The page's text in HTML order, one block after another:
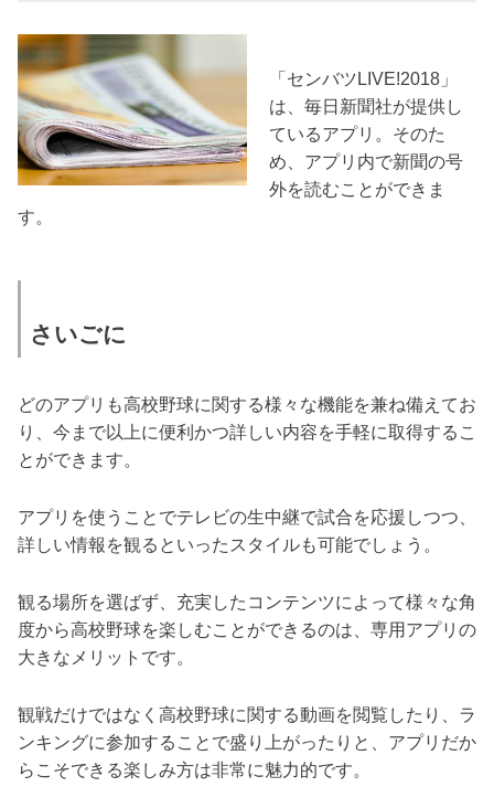
「センバツLIVE!2018」
は、毎日新聞社が提供し
ているアプリ。そのた
め、アプリ内で新聞の号
外を読むことができま
す。
さいごに
どのアプリも高校野球に関する様々な機能を兼ね備えてお
り、今まで以上に便利かつ詳しい内容を手軽に取得するこ
とができます。
アプリを使うことでテレビの生中継で試合を応援しつつ、
詳しい情報を観るといったスタイルも可能でしょう。
観る場所を選ばず、充実したコンテンツによって様々な角
度から高校野球を楽しむことができるのは、専用アプリの
大きなメリットです。
観戦だけではなく高校野球に関する動画を閲覧したり、ラ
ンキングに参加することで盛り上がったりと、アプリだか
らこそできる楽しみ方は非常に魅力的です。